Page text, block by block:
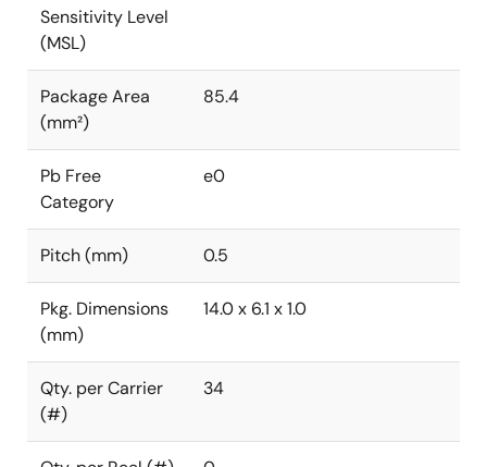
Sensitivity Level
(MSL)
Package Area
(mm²)
85.4
Pb Free
Category
e0
Pitch (mm) 0.5
Pkg. Dimensions
(mm)
14.0 x 6.1 x 1.0
Qty. per Carrier
(#)
34